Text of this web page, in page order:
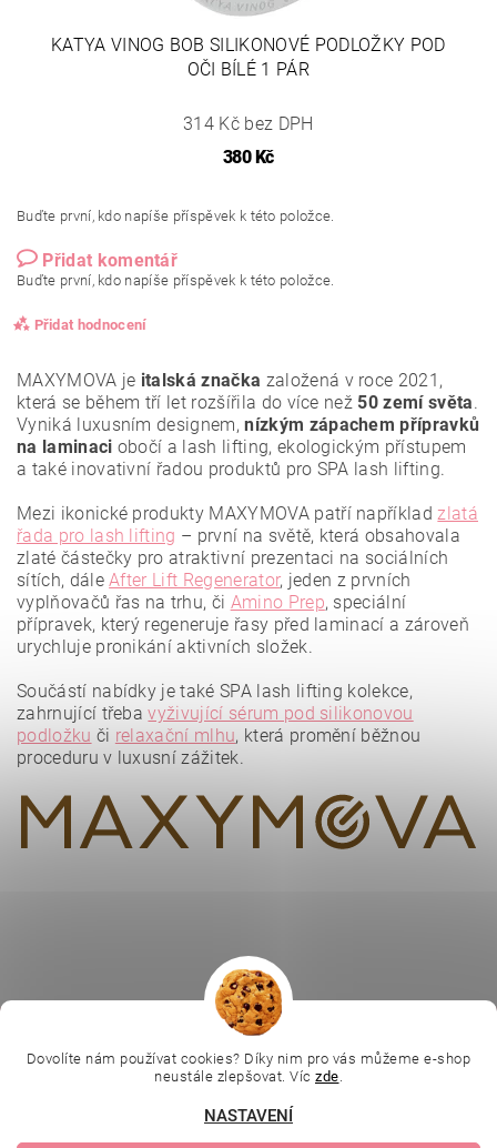
KATYA VINOG BOB SILIKONOVÉ PODLOŽKY POD
OČI BÍLÉ 1 PÁR
314 Kč bez DPH
380 Kč
Buďte první, kdo napíše příspěvek k této položce.
Přidat komentář
Buďte první, kdo napíše příspěvek k této položce.
Přidat hodnocení
osobních údajů.
MAXYMOVA je italská značka založená v roce 2021,
která se během tří let rozšířila do více než 50 zemí světa.
Vyniká luxusním designem,nízkým zápachem přípravků
na laminaci obočí a lash lifting, ekologickým přístupem
a také inovativní řadou produktů pro SPA lash lifting.
Mezi ikonické produkty MAXYMOVA patří napříkladzlatá
řada pro lash lifting – první na světě, která obsahovala
zlaté částečky pro atraktivní prezentaci na sociálních
sítích, dáleAfter Lift Regenerator, jeden z prvních
vyplňovačů řas na trhu, či Amino Prep, speciální
přípravek, který regeneruje řasy před laminací a zároveň
urychluje pronikání aktivních složek.
Součástí nabídky je také SPA lash lifting kolekce,
zahrnující třebavyživující sérum pod silikonovou
podložku či relaxační mlhu, která promění běžnou
proceduru v luxusní zážitek.
L.C.P. Paris |
Online kosmetické kurzy | Kozmetickyobchod.sk
Dovolíte nám používat cookies? Díky nim pro vás můžeme e-shop
neustále zlepšovat. Víc zde.
NASTAVENÍ